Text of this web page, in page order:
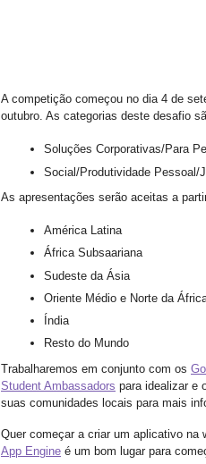
A competição começou no dia 4 de
outubro. As categorias deste desafio
Soluções Corporativas/Para
Social/Produtividade Pessoal/
As apresentações serão aceitas a
América Latina
África Subsaariana
Sudeste da Ásia
Oriente Médio e Norte da
Índia
Resto do Mundo
Trabalharemos em conjunto com os
Student Ambassadors para idealizar e
suas comunidades locais para mais
Quer começar a criar um aplicativo na
App Engine é um bom lugar para